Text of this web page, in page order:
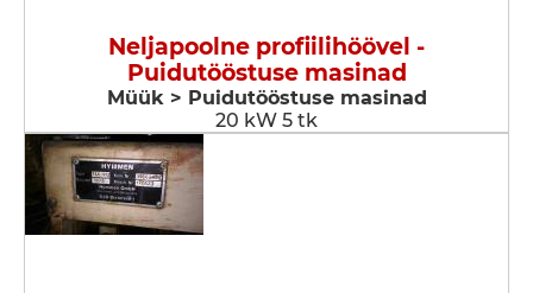
Neljapoolne profiilihöövel -
Puidutööstuse masinad
Müük > Puidutööstuse masinad
20 kW 5 tk